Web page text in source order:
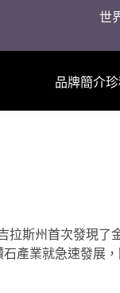
世
品牌簡介
拉斯州首次發現
石產業就急速發展